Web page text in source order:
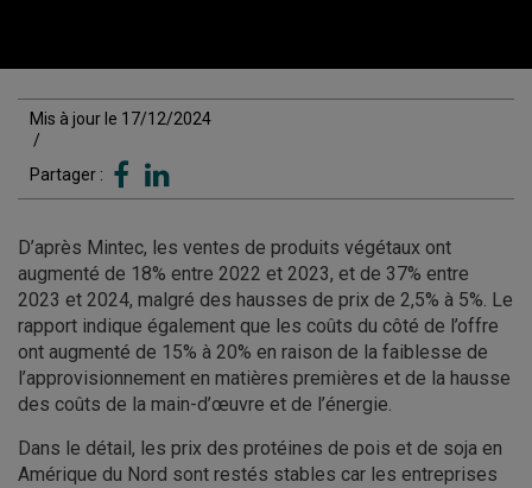
Mis à jour le 17/12/2024
/
Partager :
D’après Mintec, les ventes de produits végétaux ont
augmenté de 18% entre 2022 et 2023, et de 37% entre
2023 et 2024, malgré des hausses de prix de 2,5% à 5%. Le
rapport indique également que les coûts du côté de l’offre
ont augmenté de 15% à 20% en raison de la faiblesse de
l’approvisionnement en matières premières et de la hausse
des coûts de la main-d’œuvre et de l’énergie.
Dans le détail, les prix des protéines de pois et de soja en
Amérique du Nord sont restés stables car les entreprises